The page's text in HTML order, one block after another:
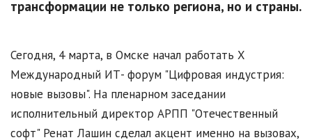
трансформации не только региона, но и страны.
Сегодня, 4 марта, в Омске начал работать X
Международный ИТ- форум "Цифровая индустрия:
новые вызовы". На пленарном заседании
исполнительный директор АРПП "Отечественный
софт" Ренат Лашин сделал акцент именно на вызовах,